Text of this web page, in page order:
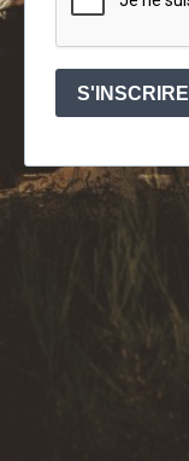
S'INSCRIRE